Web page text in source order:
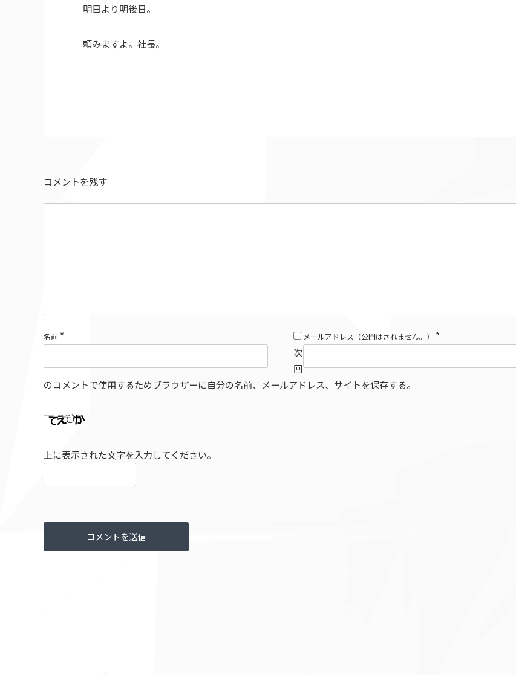
明日より明後日。
頼みますよ。社長。
コメントを残す
名前 * メールアドレス（公開はされません。）
*
次
回
のコメントで使用するためブラウザーに自分の名前、メールアドレス、サイトを保存する。
上に表示された文字を入力してください。